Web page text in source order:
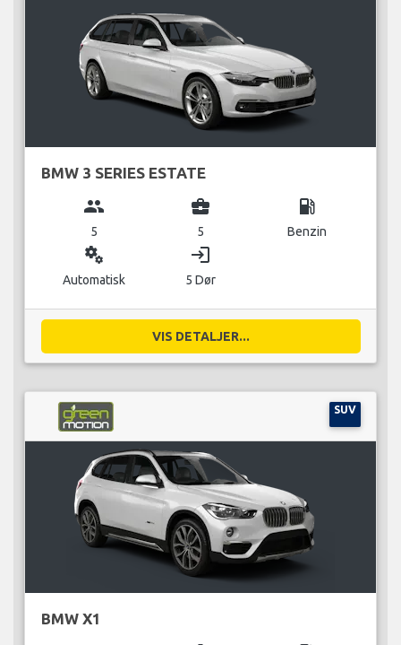
BMW 3 SERIES ESTATE
group
5
business_center
5
local_gas_station
Benzin
miscellaneous_services
Automatisk
login
5 Dør
VIS DETALJER...
SUV
BMW X1